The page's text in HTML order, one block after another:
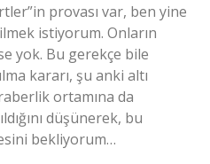
provası var, ben yine
istiyorum. Onların
yok. Bu gerekçe bile
kararı, şu anki altı
ortamına da
düşünerek, bu
bekliyorum…